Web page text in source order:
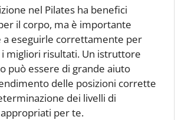
nel Pilates ha benefici
il corpo, ma è importante
a eseguirle correttamente per
migliori risultati. Un istruttore
può essere di grande aiuto
delle posizioni corrette
dei livelli di
per te.